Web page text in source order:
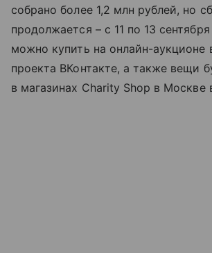
собрано более 1,2 млн рублей, но
продолжается – с 11 по 13
можно купить на онлайн-аукционе
проекта ВКонтакте, а также вещи
в магазинах Charity Shop в Москве